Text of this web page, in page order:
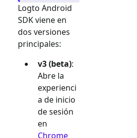
Logto Android
SDK viene en
dos versiones
principales:
v3 (beta):
Abre la
experienci
a de inicio
de sesión
en
Chrome